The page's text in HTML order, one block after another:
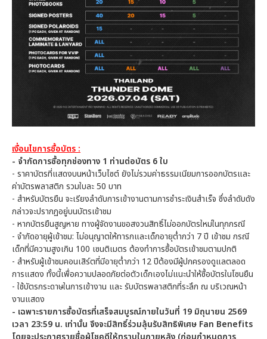
เงื่อนไขการซื้อบัตร :
- จำกัดการซื้อทุกช่องทาง 1 ท่านต่อบัตร 6 ใบ
- ราคาบัตรที่แสดงบนหน้าเว็บไซต์ ยังไม่รวมค่าธรรมเนียมการออกบัตรและ
ค่าบัตรพลาสติก รวมใบละ 50 บาท
- สำหรับบัตรยืน จะเรียงลำดับการเข้างานตามการชำระเงินสำเร็จ ซึ่งลำดับดัง
กล่าวจะปรากฏอยู่บนบัตรเข้าชม
- หากบัตรยืนสูญหาย ทางผู้จัดงานขอสงวนสิทธิ์ไม่ออกบัตรใหม่ในทุกกรณี
- จำกัดอายุผู้เข้าชม: ไม่อนุญาตให้ทารกและเด็กอายุต่ำกว่า 7 ปี เข้าชม กรณี
เด็กที่มีความสูงเกิน 100 เซนติเมตร ต้องทำการซื้อบัตรเข้าชมตามปกติ
- สำหรับผู้เข้าชมคอนเสิร์ตที่มีอายุต่ำกว่า 12 ปีต้องมีผู้ปกครองดูแลตลอด
การแสดง ทั้งนี้เพื่อความปลอดภัยต่อตัวเด็กเองไม่แนะนำให้ซื้อบัตรในโซนยืน
- ใช้บัตรกระดาษในการเข้างาน และ รับบัตรพลาสติกที่ระลึก ณ บริเวณหน้า
งานแสดง
- เฉพาะรายการซื้อบัตรที่เสร็จสมบูรณ์ภายในวันที่ 19 มิถุนายน 2569
เวลา 23:59 น. เท่านั้น จึงจะมีสิทธิ์ร่วมลุ้นรับสิทธิพิเศษ Fan Benefits